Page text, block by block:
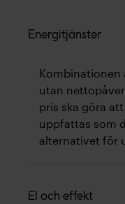
Energitjänster
Kombinationen
utan
pris ska göra
uppfattas som
alternativet för
El och effekt